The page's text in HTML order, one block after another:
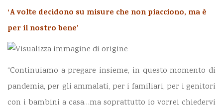
‘A volte decidono su misure che non piacciono, ma è
per il nostro bene’
“Continuiamo a pregare insieme, in questo momento di
pandemia, per gli ammalati, per i familiari, per i genitori
con i bambini a casa…ma soprattutto io vorrei chiedervi